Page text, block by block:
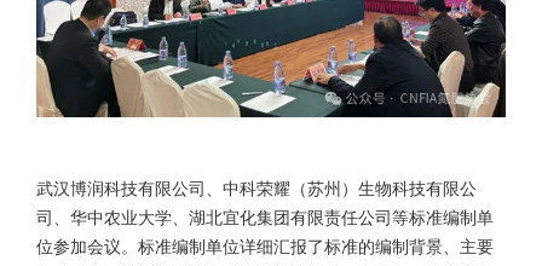
武汉博润科技有限公司、中科荣耀（苏州）生物科技有限公
司、华中农业大学、湖北宜化集团有限责任公司等标准编制单
位参加会议。标准编制单位详细汇报了标准的编制背景、主要